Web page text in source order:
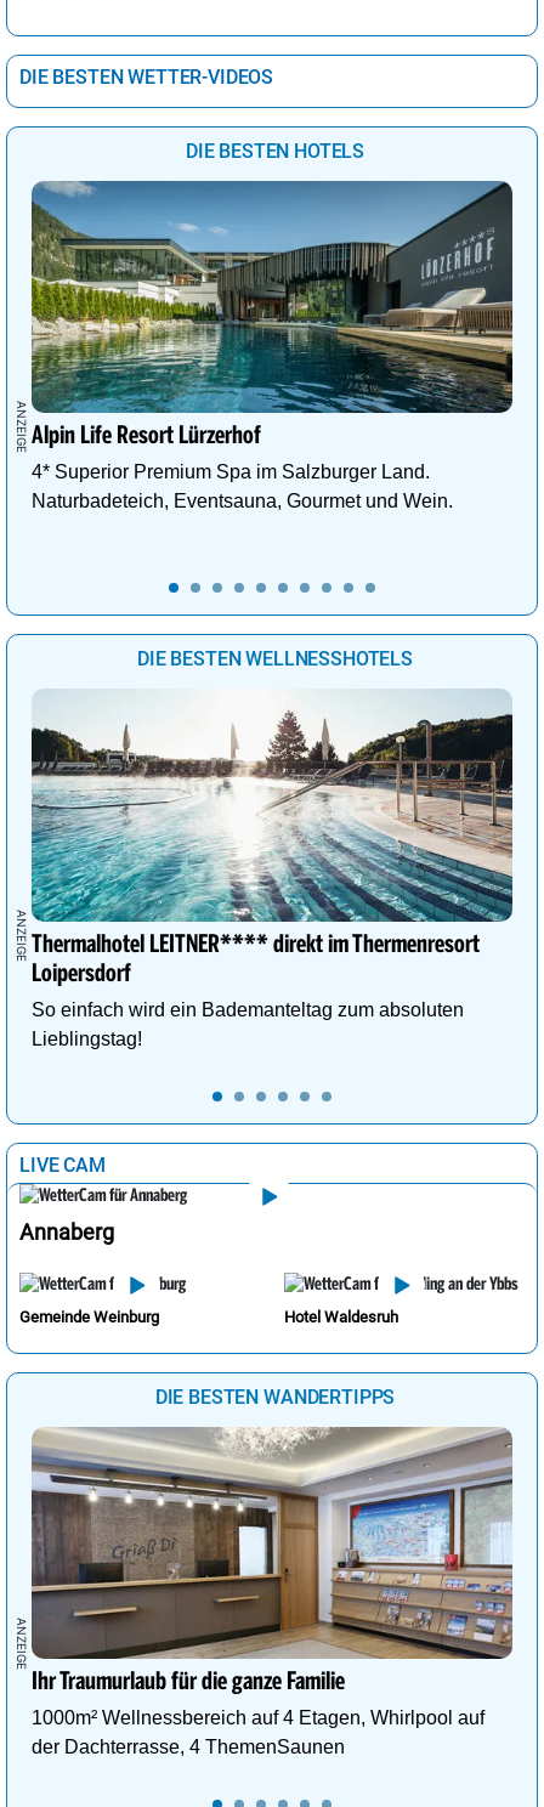
DIE BESTEN WETTER-VIDEOS
DIE BESTEN HOTELS
Alpin Life Resort Lürzerhof
4* Superior Premium Spa im Salzburger Land.
Naturbadeteich, Eventsauna, Gourmet und Wein.
DIE BESTEN WELLNESSHOTELS
Thermalhotel LEITNER**** direkt im Thermenresort
Loipersdorf
So einfach wird ein Bademanteltag zum absoluten
Lieblingstag!
LIVE CAM
Annaberg
Gemeinde Weinburg Hotel Waldesruh
DIE BESTEN WANDERTIPPS
Ihr Traumurlaub für die ganze Familie
1000m² Wellnessbereich auf 4 Etagen, Whirlpool auf
der Dachterrasse, 4 ThemenSaunen